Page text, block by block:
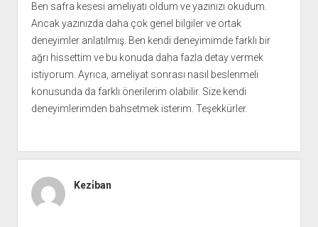
Ben safra kesesi ameliyatı oldum ve yazınızı okudum.
Ancak yazınızda daha çok genel bilgiler ve ortak
deneyimler anlatılmış. Ben kendi deneyimimde farklı bir
ağrı hissettim ve bu konuda daha fazla detay vermek
istiyorum. Ayrıca, ameliyat sonrası nasıl beslenmeli
konusunda da farklı önerilerim olabilir. Size kendi
deneyimlerimden bahsetmek isterim. Teşekkürler.
Kezi̇ban